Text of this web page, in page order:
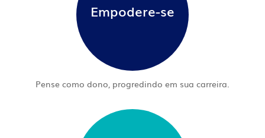
Empodere-se
Pense como dono, progredindo em sua carreira.